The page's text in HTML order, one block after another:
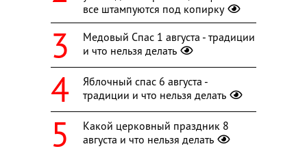
все штампуются под копирку
Медовый Спас 1 августа - традиции
и что нельзя делать
Яблочный спас 6 августа -
традиции и что нельзя делать
Какой церковный праздник 8
августа и что нельзя делать